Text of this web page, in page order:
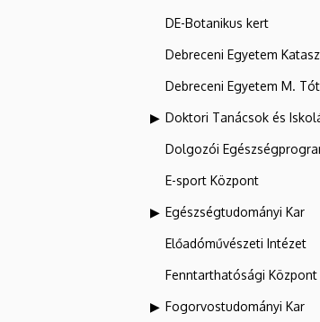
DE-Botanikus kert
Debreceni Egyetem
Debreceni Egyetem M.
Doktori Tanácsok és
Dolgozói
E-sport Központ
Egészségtudományi Kar
Előadóművészeti Intézet
Fenntarthatósági Központ
Fogorvostudományi Kar